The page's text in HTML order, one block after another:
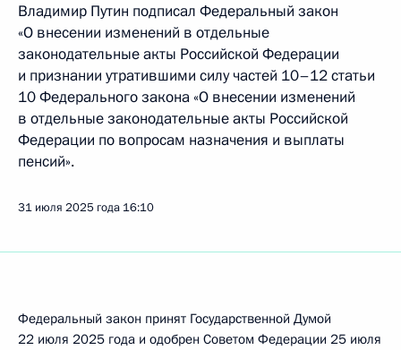
Владимир Путин подписал Федеральный закон
«О внесении изменений в отдельные
законодательные акты Российской Федерации
и признании утратившими силу частей 10–12 статьи
10 Федерального закона «О внесении изменений
в отдельные законодательные акты Российской
Федерации по вопросам назначения и выплаты
пенсий».
31 июля 2025 года 16:10
Федеральный закон принят Государственной Думой
22 июля 2025 года и одобрен Советом Федерации 25 июля